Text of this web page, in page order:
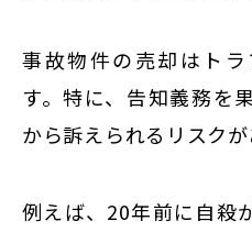
事故物件の売却はト
す。特に、告知義務を
から訴えられるリスクが
例えば、20年前に自殺